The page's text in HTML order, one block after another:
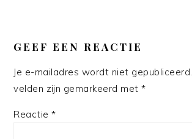
INTERACTIES
GEEF EEN REACTIE
Je e-mailadres wordt niet gepubliceerd.
velden zijn gemarkeerd met*
Reactie*